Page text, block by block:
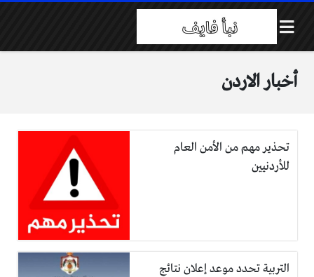
أخبار الاردن
تحذير مهم من الأمن العام
للأردنيين
التربية تحدد موعد إعلان نتائج